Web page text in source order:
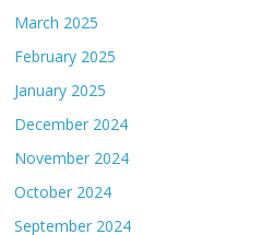
March 2025
February 2025
January 2025
December 2024
November 2024
October 2024
September 2024